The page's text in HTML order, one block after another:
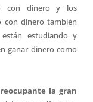
con dinero y los
con dinero también
estudiando y
ganar dinero como
la gran